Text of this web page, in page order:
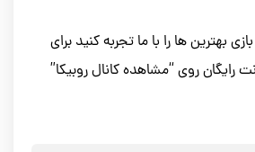
بهترین ها را با ما تجربه کنید برای
رایگان روی “مشاهده کانال روبیکا”